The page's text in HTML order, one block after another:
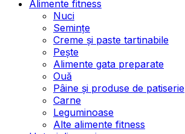
Alimente fitness
Nuci
Semințe
Creme și paste tartinabile
Pește
Alimente gata preparate
Ouă
Pâine și produse de patiserie
Carne
Leguminoase
Alte alimente fitness